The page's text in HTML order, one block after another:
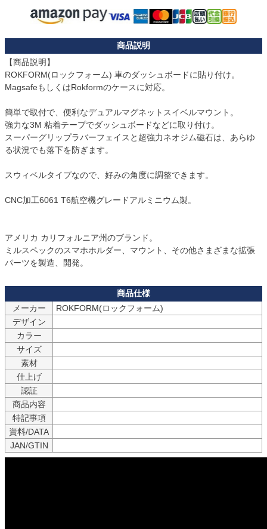
【商品説明】
ROKFORM(ロックフォーム) 車のダッシュボードに貼り付け。
MagsafeもしくはRokformのケースに対応。
簡単で取付で、便利なデュアルマグネットスイベルマウント。
強力な3M 粘着テープでダッシュボードなどに取り付け。
スーパーグリップラバーフェイスと超強力ネオジム磁石は、あらゆ
る状況でも落下を防ぎます。
スウィベルタイプなので、好みの角度に調整できます。
CNC加工6061 T6航空機グレードアルミニウム製。
アメリカ カリフォルニア州のブランド。
ミルスペックのスマホホルダー、マウント、その他さまざまな拡張
メーカー
デザイン
カラー
サイズ
素材
仕上げ
認証
商品内容
特記事項
資料/DATA
JAN/GTIN